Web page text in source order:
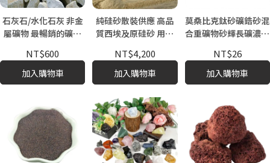
石灰石/水化石灰 非金
屬礦物 最暢銷的礦物
NT$600
加入購物車
純硅砂散裝供應 高品
質西埃及原硅砂 用於
NT$4,200
加入購物車
莫桑比克鈦砂礦鋯砂混
合重礦物砂輝長礦濃縮
NT$26
加入購物車